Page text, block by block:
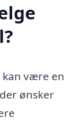
være en
ønsker